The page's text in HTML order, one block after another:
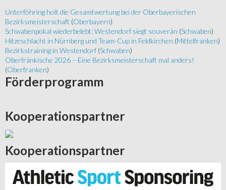
Unterföhring holt die Gesamtwertung bei der Oberbayerischen
Bezirksmeisterschaft (Oberbayern)
Schwabenpokal wiederbelebt: Westendorf siegt souverän (Schwaben)
Hitzeschlacht in Nürnberg und Team-Cup in Feldkirchen (Mittelfranken)
Bezirkstraining in Westendorf (Schwaben)
Oberfränkische 2026 – Eine Bezirksmeisterschaft mal anders!
(Oberfranken)
Förderprogramm
Kooperationspartner
Kooperationspartner